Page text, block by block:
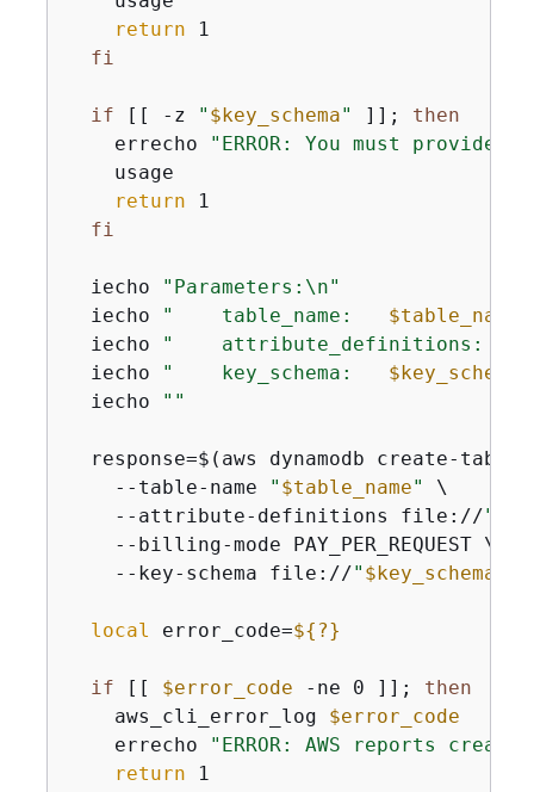
return 1
fi
if [[ -z " $key_schema" ]]; then
    errecho
"ERROR: You must
    usage
return 1
fi
  iecho
"Parameters:\n"
  iecho
"    table_name: $table_name
  iecho
"    attribute_definitions:
  iecho
"    key_schema: $key_schema
  iecho
""
response=$(aws dynamodb create-table
    --table-name
" $table_name"
\
    --attribute-definitions file://
"
    --billing-mode PAY_PER_REQUEST \
    --key-schema file://
" $key_schema
local error_code=${ ?}
if [[ $error_code -ne 0 ]]; then
    aws_cli_error_log
$error_code
    errecho
"ERROR: AWS reports
return 1